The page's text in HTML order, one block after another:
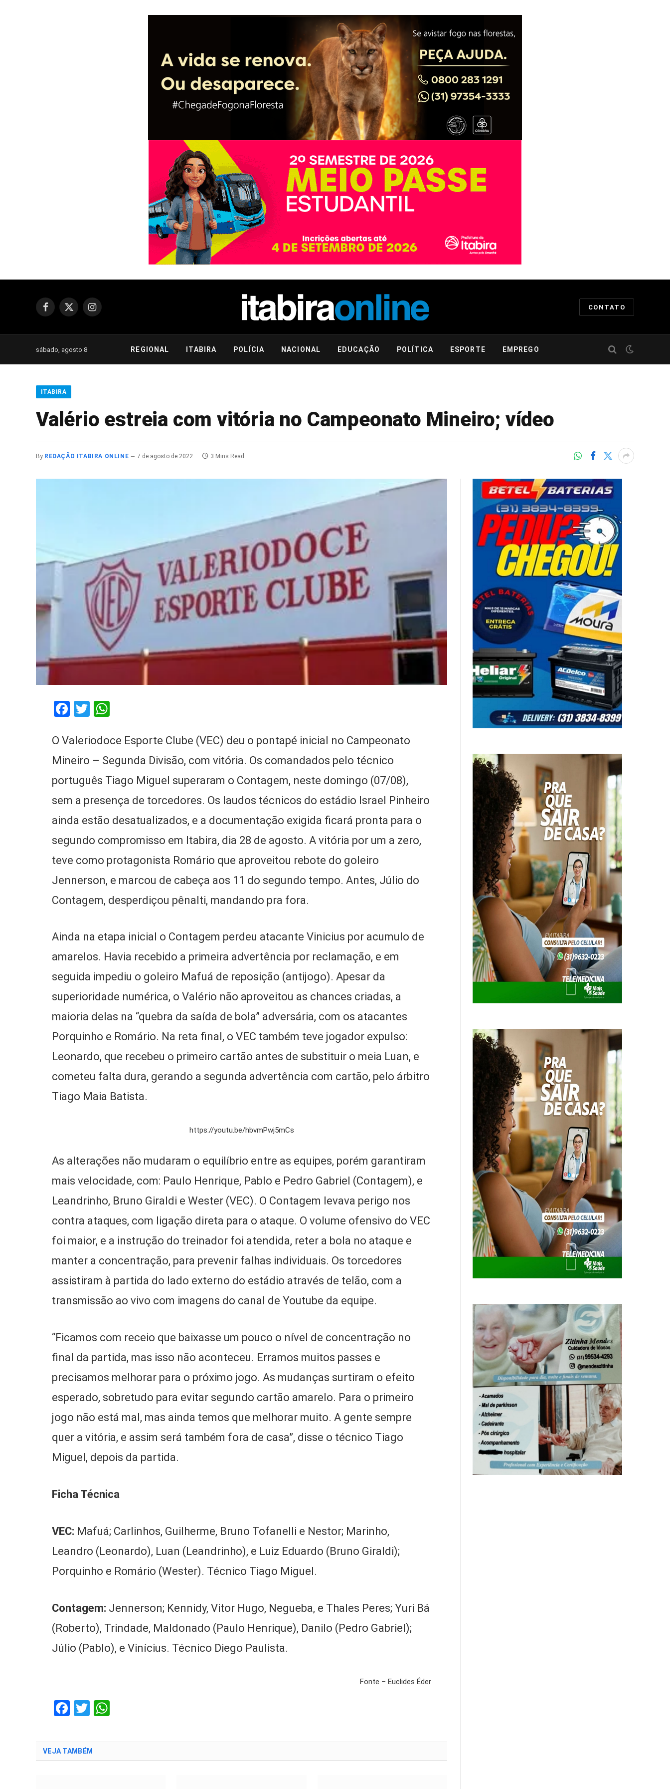
Facebook
X
Instagram
CONTATO
sábado, agosto 8 REGIONAL ITABIRA POLÍCIA NACIONAL EDUCAÇÃO POLÍTICA ESPORTE EMPREGO
ITABIRA
Valério estreia com vitória no Campeonato Mineiro; vídeo
By REDAÇÃO ITABIRA ONLINE 7 de agosto de 2022 3 Mins Read
Facebook
Twitter
O Valeriodoce Esporte Clube (VEC) deu o pontapé inicial no Campeonato
Mineiro – Segunda Divisão, com vitória. Os comandados pelo técnico
português Tiago Miguel superaram o Contagem, neste domingo (07/08),
sem a presença de torcedores. Os laudos técnicos do estádio Israel Pinheiro
ainda estão desatualizados, e a documentação exigida ficará pronta para o
segundo compromisso em Itabira, dia 28 de agosto. A vitória por um a zero,
teve como protagonista Romário que aproveitou rebote do goleiro
Jennerson, e marcou de cabeça aos 11 do segundo tempo. Antes, Júlio do
Contagem, desperdiçou pênalti, mandando pra fora.
Ainda na etapa inicial o Contagem perdeu atacante Vinicius por acumulo de
amarelos. Havia recebido a primeira advertência por reclamação, e em
seguida impediu o goleiro Mafuá de reposição (antijogo). Apesar da
superioridade numérica, o Valério não aproveitou as chances criadas, a
maioria delas na “quebra da saída de bola” adversária, com os atacantes
Porquinho e Romário. Na reta final, o VEC também teve jogador expulso:
Leonardo, que recebeu o primeiro cartão antes de substituir o meia Luan, e
cometeu falta dura, gerando a segunda advertência com cartão, pelo árbitro
Tiago Maia Batista.
https://youtu.be/hbvmPwj5mCs
As alterações não mudaram o equilíbrio entre as equipes, porém garantiram
mais velocidade, com: Paulo Henrique, Pablo e Pedro Gabriel (Contagem), e
Leandrinho, Bruno Giraldi e Wester (VEC). O Contagem levava perigo nos
contra ataques, com ligação direta para o ataque. O volume ofensivo do VEC
foi maior, e a instrução do treinador foi atendida, reter a bola no ataque e
manter a concentração, para prevenir falhas individuais. Os torcedores
assistiram à partida do lado externo do estádio através de telão, com a
transmissão ao vivo com imagens do canal de Youtube da equipe.
“Ficamos com receio que baixasse um pouco o nível de concentração no
final da partida, mas isso não aconteceu. Erramos muitos passes e
precisamos melhorar para o próximo jogo. As mudanças surtiram o efeito
esperado, sobretudo para evitar segundo cartão amarelo. Para o primeiro
jogo não está mal, mas ainda temos que melhorar muito. A gente sempre
quer a vitória, e assim será também fora de casa”, disse o técnico Tiago
Miguel, depois da partida.
Ficha Técnica
VEC: Mafuá; Carlinhos, Guilherme, Bruno Tofanelli e Nestor; Marinho,
Leandro (Leonardo), Luan (Leandrinho), e Luiz Eduardo (Bruno Giraldi);
Porquinho e Romário (Wester). Técnico Tiago Miguel.
Contagem: Jennerson; Kennidy, Vitor Hugo, Negueba, e Thales Peres; Yuri Bá
(Roberto), Trindade, Maldonado (Paulo Henrique), Danilo (Pedro Gabriel);
Júlio (Pablo), e Vinícius. Técnico Diego Paulista.
Fonte – Euclides Éder
Facebook
Twitter
VEJA TAMBÉM